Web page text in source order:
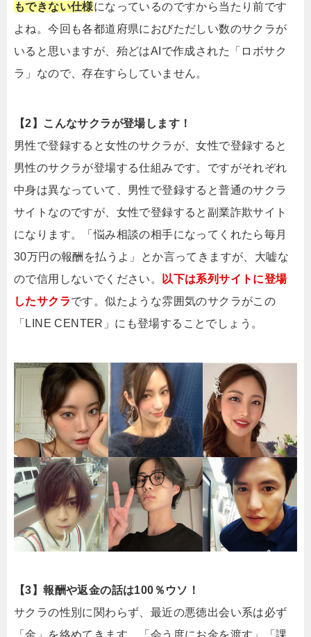
もできない仕様になっているのですから当たり前です
よね。今回も各都道府県におびただしい数のサクラが
いると思いますが、殆どはAIで作成された「ロボサク
ラ」なので、存在すらしていません。
【2】こんなサクラが登場します！
男性で登録すると女性のサクラが、女性で登録すると
男性のサクラが登場する仕組みです。ですがそれぞれ
中身は異なっていて、男性で登録すると普通のサクラ
サイトなのですが、女性で登録すると副業詐欺サイト
になります。「悩み相談の相手になってくれたら毎月
30万円の報酬を払うよ」とか言ってきますが、大嘘な
ので信用しないでください。
以下は系列サイトに登場
したサクラです。似たような雰囲気のサクラがこの
「LINE CENTER」にも登場することでしょう。
【3】報酬や返金の話は100％ウソ！
サクラの性別に関わらず、最近の悪徳出会い系は必ず
「金」を絡めてきます。「会う度にお金を渡す」「課